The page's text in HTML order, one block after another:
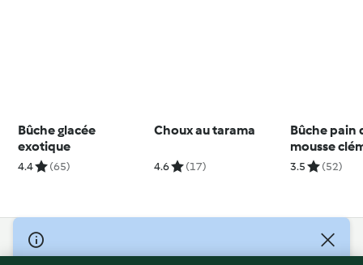
Bûche glacée
exotique
4.4 (65)
Choux au tarama
4.6 (17)
Bûche pain
mousse
3.5 (52)
© Copyright 2026